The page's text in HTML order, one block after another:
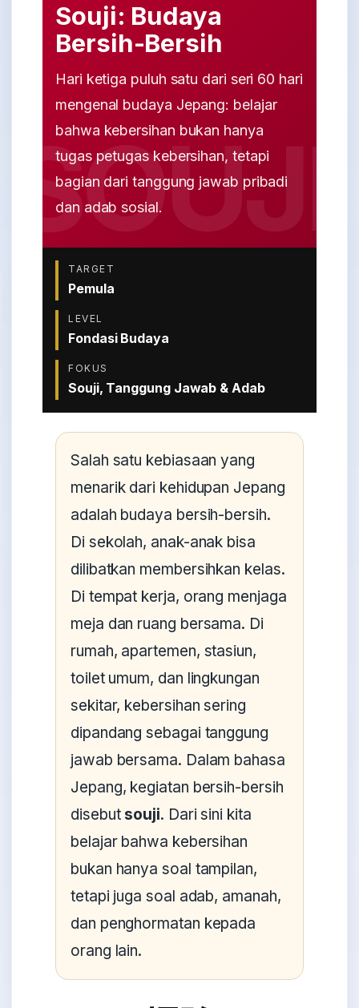
Souji: Budaya
Bersih-Bersih
Hari ketiga puluh satu dari seri 60 hari
mengenal budaya Jepang: belajar
bahwa kebersihan bukan hanya
tugas petugas kebersihan, tetapi
bagian dari tanggung jawab pribadi
dan adab sosial.
TARGET
Pemula
LEVEL
Fondasi Budaya
FOKUS
Souji, Tanggung Jawab & Adab
Salah satu kebiasaan yang
menarik dari kehidupan Jepang
adalah budaya bersih-bersih.
Di sekolah, anak-anak bisa
dilibatkan membersihkan kelas.
Di tempat kerja, orang menjaga
meja dan ruang bersama. Di
rumah, apartemen, stasiun,
toilet umum, dan lingkungan
sekitar, kebersihan sering
dipandang sebagai tanggung
jawab bersama. Dalam bahasa
Jepang, kegiatan bersih-bersih
disebut souji. Dari sini kita
belajar bahwa kebersihan
bukan hanya soal tampilan,
tetapi juga soal adab, amanah,
dan penghormatan kepada
orang lain.